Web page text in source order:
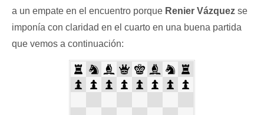
a un empate en el encuentro porque Renier Vázquez se
imponía con claridad en el cuarto en una buena partida
que vemos a continuación: